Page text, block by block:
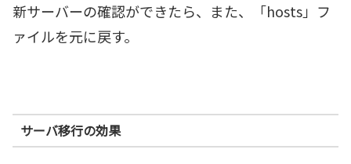
新サーバーの確認ができたら、また、「hosts」フ
ァイルを元に戻す。
サーバ移行の効果